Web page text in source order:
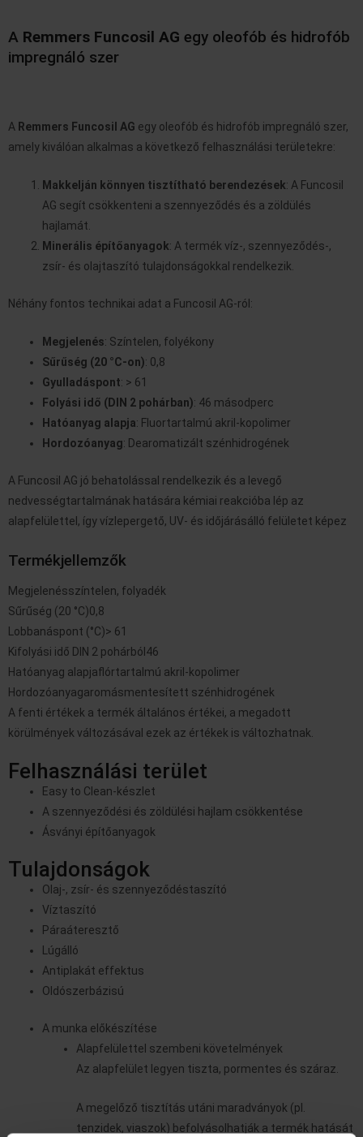
A Remmers Funcosil AG egy oleofób és hidrofób
impregnáló szer
A Remmers Funcosil AG egy oleofób és hidrofób impregnáló szer,
amely kiválóan alkalmas a következő felhasználási területekre:
Makkelján könnyen tisztítható berendezések: A Funcosil
AG segít csökkenteni a szennyeződés és a zöldülés
hajlamát.
Minerális építőanyagok: A termék víz-, szennyeződés-,
zsír- és olajtaszító tulajdonságokkal rendelkezik.
Néhány fontos technikai adat a Funcosil AG-ról:
Megjelenés: Színtelen, folyékony
Sűrűség (20 °C-on): 0,8
Gyulladáspont: > 61
Folyási idő (DIN 2 pohárban): 46 másodperc
Hatóanyag alapja: Fluortartalmú akril-kopolimer
Hordozóanyag: Dearomatizált szénhidrogének
A Funcosil AG jó behatolással rendelkezik és a levegő
nedvességtartalmának hatására kémiai reakcióba lép az
alapfelülettel, így vízlepergető, UV- és időjárásálló felületet képez
Termékjellemzők
Megjelenésszíntelen, folyadék
Sűrűség (20 °C)0,8
Lobbanáspont (°C)> 61
Kifolyási idő DIN 2 pohárból 46
Hatóanyag alapjaflórtartalmú akril-kopolimer
Hordozóanyagaromásmentesített szénhidrogének
A fenti értékek a termék általános értékei, a megadott
körülmények változásával ezek az értékek is változhatnak.
Felhasználási terület
Easy to Clean-készlet
A szennyeződési és zöldülési hajlam csökkentése
Ásványi építőanyagok
Tulajdonságok
Olaj-, zsír- és szennyeződéstaszító
Víztaszító
Páraáteresztő
Lúgálló
Antiplakát effektus
Oldószerbázisú
A munka előkészítése
Alapfelülettel szembeni követelmények
Az alapfelület legyen tiszta, pormentes és száraz.
A megelőző tisztítás utáni maradványok (pl.
tenzidek, viaszok) befolyásolhatják a termék hatását